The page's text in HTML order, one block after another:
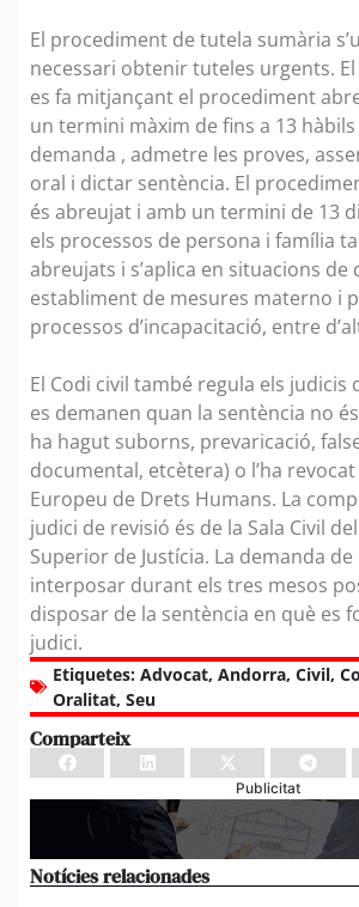
El procediment de tutela sumària
necessari obtenir tuteles urgents.
es fa mitjançant el procediment
un termini màxim de fins a 13
demanda , admetre les proves,
oral i dictar sentència. El
és abreujat i amb un termini de 13
els processos de persona i família
abreujats i s’aplica en situacions de
establiment de mesures materno i
processos d’incapacitació, entre
El Codi civil també regula els judicis
es demanen quan la sentència no
ha hagut suborns, prevaricació,
documental, etcètera) o l’ha
Europeu de Drets Humans. La
judici de revisió és de la Sala Civil
Superior de Justícia. La demanda
interposar durant els tres mesos
disposar de la sentència en què es
judici.
Etiquetes: Advocat, Andorra, Civil,
Oralitat, Seu
Comparteix
Publicitat
Notícies relacionades